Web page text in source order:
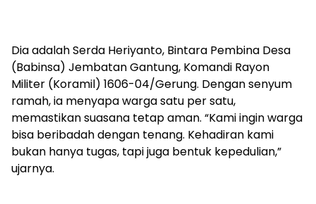
Dia adalah Serda Heriyanto, Bintara Pembina Desa
(Babinsa) Jembatan Gantung, Komandi Rayon
Militer (Koramil) 1606-04/Gerung. Dengan senyum
ramah, ia menyapa warga satu per satu,
memastikan suasana tetap aman. “Kami ingin warga
bisa beribadah dengan tenang. Kehadiran kami
bukan hanya tugas, tapi juga bentuk kepedulian,”
ujarnya.